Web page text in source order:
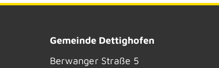
Gemeinde Dettighofen
Berwanger Straße 5